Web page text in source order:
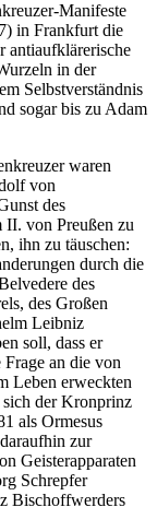
Manifeste
in Frankfurt die
antiaufklärerische
in der
Selbstverständnis
sogar bis zu Adam
waren
von
des
von Preußen zu
ihn zu täuschen:
durch die
des
des Großen
Leibniz
soll, dass er
Frage an die von
Leben erweckten
sich der Kronprinz
als Ormesus
zur
Geisterapparaten
Schrepfer
Bischoffwerders